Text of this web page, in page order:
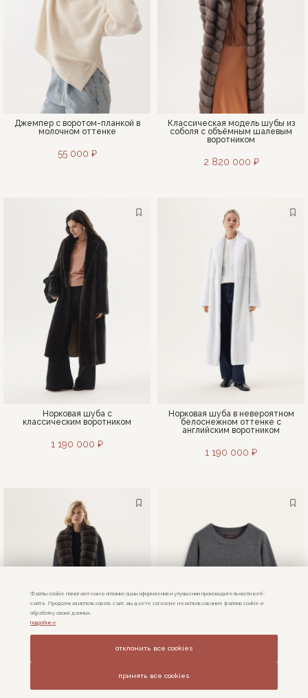
Джемпер с воротом-планкой в
молочном оттенке
55 000 ₽
Классическая модель шубы из
соболя с объёмным шалевым
воротником
2 820 000 ₽
Норковая шуба с
классическим воротником
1 190 000 ₽
Норковая шуба в невероятном
белоснежном оттенке с
английским воротником
1 190 000 ₽
Файлы cookie помогают нам в оптимизации оформления и улучшении производительности веб-
сайта. Продолжая использовать сайт, вы даете cогласие на использование файлов cookie и
обработку своих данных.
подробнее
отклонить все cookies
принять все cookies